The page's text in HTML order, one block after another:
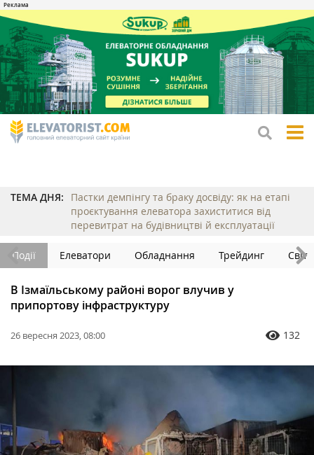
ТЕМА ДНЯ:
Пастки демпінгу та браку досвіду: як на етапі
проєктування елеватора захиститися від
перевитрат на будівництві й експлуатації
Події Елеватори Обладнання Трейдинг Світ
В Ізмаїльському районі ворог влучив у
припортову інфраструктуру
26 вересня 2023, 08:00 132